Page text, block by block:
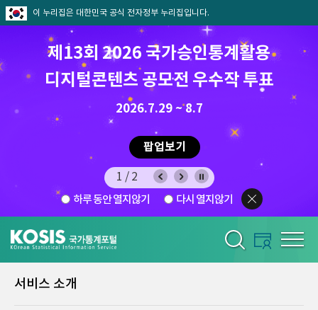
이 누리집은 대한민국 공식 전자정부 누리집입니다.
제13회 2026 국가승인통계활용
디지털콘텐츠 공모전 우수작 투표
2026.7.29 ~ 8.7
팝업보기
8.7.(금) ~ 8.21.(금)
1/2
하루 동안 열지않기 다시 열지않기
서비스 소개